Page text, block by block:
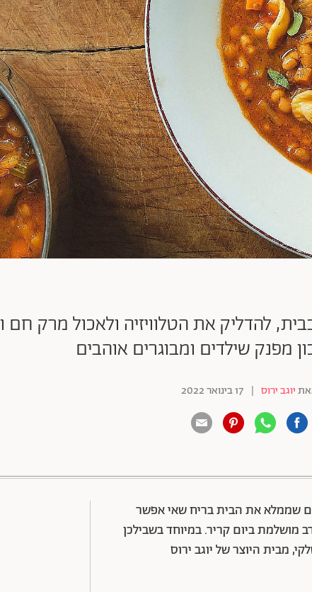
להדליק את הטלוויזיה ולאכול מרק חם
מפנק שילדים ומבוגרים אוהבים
יוגב ירוס | 17 בינואר 2022
שממלא את הבית בריח שאי אפשר
מושלמת ביום קריר. במיוחד בשבילכן
מבית היוצר של יוגב ירוס